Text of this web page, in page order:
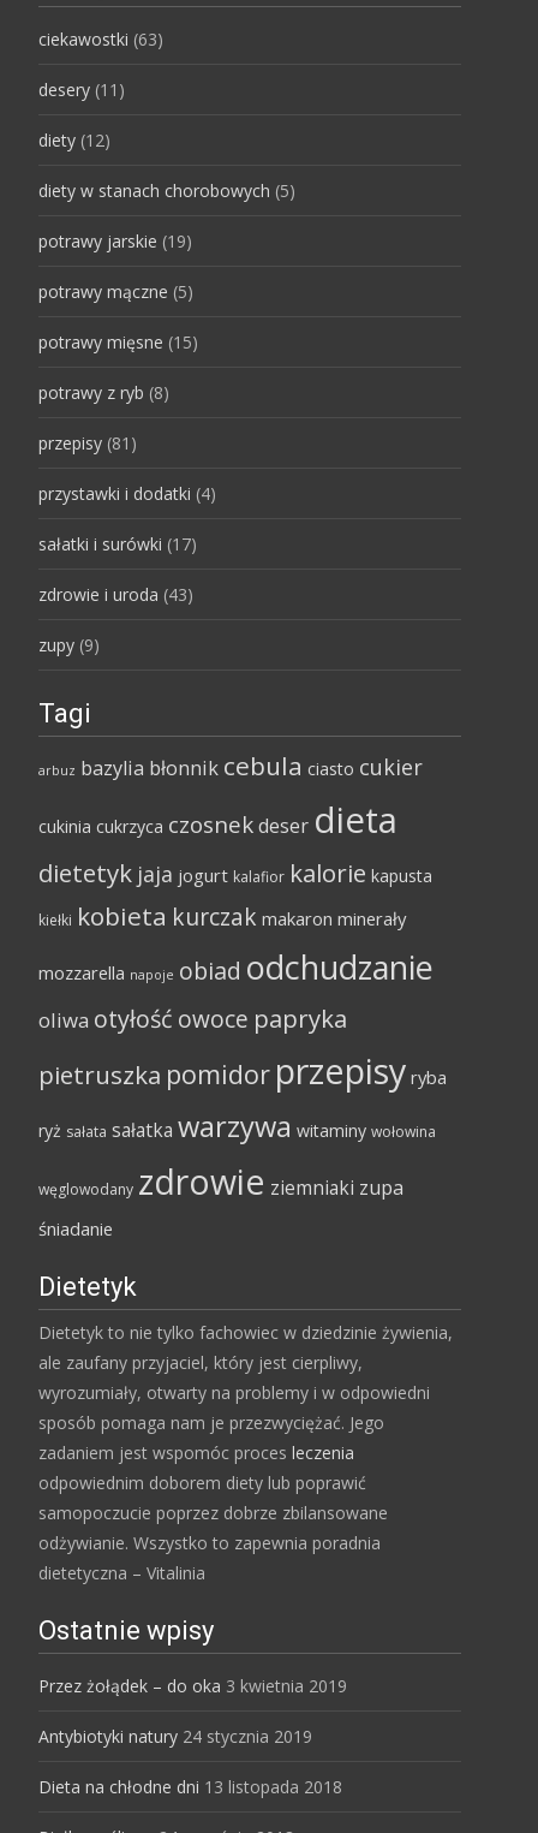
ciekawostki (63)
desery (11)
diety (12)
diety w stanach chorobowych (5)
potrawy jarskie (19)
potrawy mączne (5)
potrawy mięsne (15)
potrawy z ryb (8)
przepisy (81)
przystawki i dodatki (4)
sałatki i surówki (17)
zdrowie i uroda (43)
zupy (9)
Tagi
arbuz bazylia błonnik cebula ciasto cukier
cukinia cukrzyca czosnekdeser dieta
dietetyk jaja jogurt kalafior kalorie kapusta
kiełki kobieta kurczak makaron minerały
mozzarella napoje obiad odchudzanie
oliwa otyłość owoce papryka
pietruszka pomidor przepisy ryba
ryż sałata sałatka warzywa witaminy wołowina
węglowodany zdrowie ziemniaki zupa
śniadanie
Dietetyk
Dietetyk to nie tylko fachowiec w dziedzinie żywienia,
ale zaufany przyjaciel, który jest cierpliwy,
wyrozumiały, otwarty na problemy i w odpowiedni
sposób pomaga nam je przezwyciężać. Jego
zadaniem jest wspomóc proces leczenia
odpowiednim doborem diety lub poprawić
samopoczucie poprzez dobrze zbilansowane
odżywianie. Wszystko to zapewnia poradnia
dietetyczna – Vitalinia
Ostatnie wpisy
Przez żołądek – do oka 3 kwietnia 2019
Antybiotyki natury 24 stycznia 2019
Dieta na chłodne dni 13 listopada 2018